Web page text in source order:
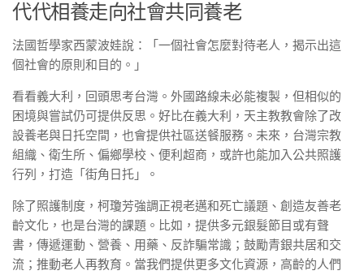
代代相養走向社會共同養老
法國哲學家西蒙波娃說：「一個社會怎麼對待老人，揭示出這
個社會的原則和目的。」
看看義大利，回頭思考台灣。外國路線未必能複製，但相似的
困境與嘗試仍可提供反思。好比在義大利，天主教教會除了改
設養老與日托空間，也會提供社區送餐服務。未來，台灣宗教
組織、衛生所、偏鄉學校、便利超商，或許也能加入公共照護
行列，打造「街角日托」。
除了照護制度，柯瓊芳強調正視老邁和死亡議題、創造友善老
齡文化，也是台灣的課題。比如，提供多元銀髮節目或有聲
書，傳遞運動、營養、用藥、反詐騙常識；鼓勵青銀共居和交
流；推動老人再教育。當我們提供更多文化資源，高齡的人們